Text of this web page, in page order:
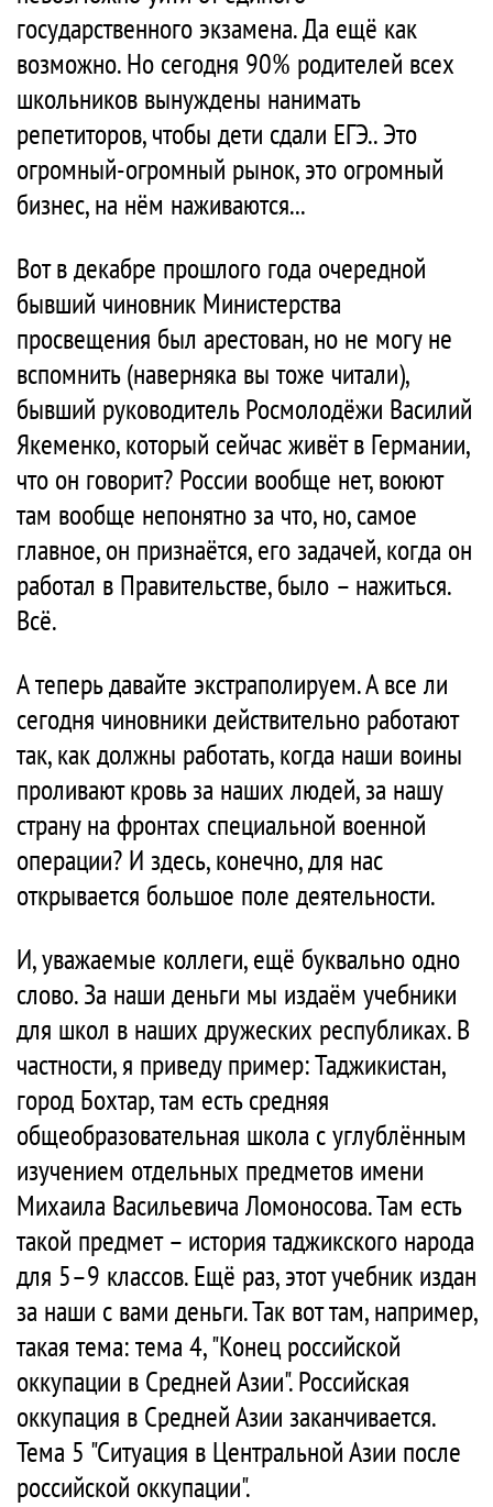
государственного экзамена. Да ещё как
возможно. Но сегодня 90% родителей всех
школьников вынуждены нанимать
репетиторов, чтобы дети сдали ЕГЭ.. Это
огромный-огромный рынок, это огромный
бизнес, на нём наживаются...
Вот в декабре прошлого года очередной
бывший чиновник Министерства
просвещения был арестован, но не могу не
вспомнить (наверняка вы тоже читали),
бывший руководитель Росмолодёжи Василий
Якеменко, который сейчас живёт в Германии,
что он говорит? России вообще нет, воюют
там вообще непонятно за что, но, самое
главное, он признаётся, его задачей, когда он
работал в Правительстве, было – нажиться.
Всё.
А теперь давайте экстраполируем. А все ли
сегодня чиновники действительно работают
так, как должны работать, когда наши воины
проливают кровь за наших людей, за нашу
страну на фронтах специальной военной
операции? И здесь, конечно, для нас
открывается большое поле деятельности.
И, уважаемые коллеги, ещё буквально одно
слово. За наши деньги мы издаём учебники
для школ в наших дружеских республиках. В
частности, я приведу пример: Таджикистан,
город Бохтар, там есть средняя
общеобразовательная школа с углублённым
изучением отдельных предметов имени
Михаила Васильевича Ломоносова. Там есть
такой предмет – история таджикского народа
для 5–9 классов. Ещё раз, этот учебник издан
за наши с вами деньги. Так вот там, например,
такая тема: тема 4, "Конец российской
оккупации в Средней Азии". Российская
оккупация в Средней Азии заканчивается.
Тема 5 "Ситуация в Центральной Азии после
российской оккупации".